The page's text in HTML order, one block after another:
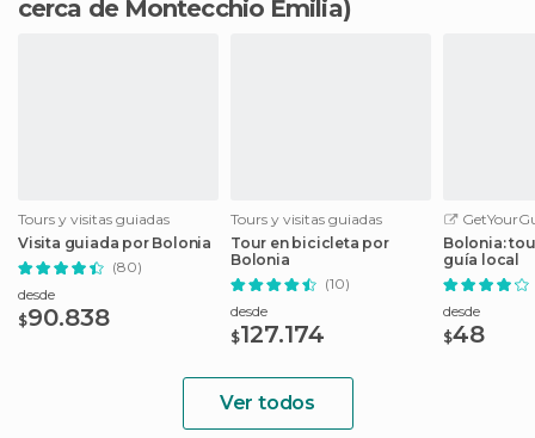
cerca de Montecchio Emilia)
Tours y visitas guiadas
Visita guiada por Bolonia
(80)
desde
$90.838
Tours y visitas guiadas
Tour en bicicleta por
Bolonia
(10)
desde
$127.174
Bolonia:
guía local
desde
$48
Ver todos